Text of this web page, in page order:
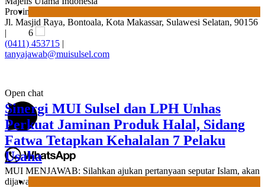
Usaha
News
7
Label Halal Belum Ada, Bolehkah Dibeli?
MUI Sulsel Jelaskan Batas Kaidah
Darurat
Provinsi Sulawesi Selatan
Jl. Masjid Raya, Bontoala, Kota Makassar, Sulawesi Selatan, 90156
|
(0411) 453715 |
tanyajawab@muisulsel.com
Open chat
1
MUI MENJAWAB: Silahkan ajukan pertanyaan seputar Islam, akan
dijawab Langsung ULAMA dari MUI SULSEL.